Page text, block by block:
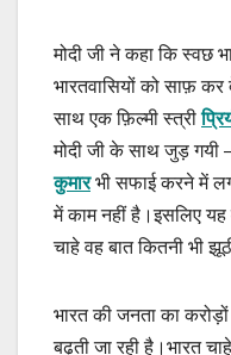
मोदी जी ने कहा कि स्वछ
भारतवासियों को साफ़
साथ एक फ़िल्मी स्त्री
मोदी जी के साथ जुड़
कुमारभी सफाई करने में
में काम नहीं है।इसलिए यह
चाहे वह बात कितनी भी
भारत की जनता का
बढ़ती जा रही है।भारत